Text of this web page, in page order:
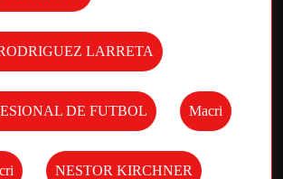
LARRETA
DE FUTBOL Macri
NESTOR KIRCHNER